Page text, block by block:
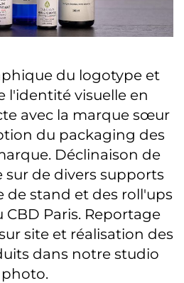
du logotype et
l'identité visuelle en
avec la marque sœur
du packaging des
Déclinaison de
sur de divers supports
stand et des roll'ups
CBD Paris. Reportage
site et réalisation des
dans notre studio
photo.